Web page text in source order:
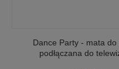
Dance Party - mata do
podłączana do